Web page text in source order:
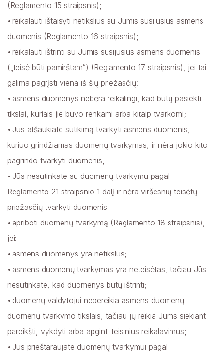
(Reglamento 15 straipsnis);
reikalauti ištaisyti netikslius su Jumis susijusius asmens
duomenis (Reglamento 16 straipsnis);
reikalauti ištrinti su Jumis susijusius asmens duomenis
(„teisė būti pamirštam“) (Reglamento 17 straipsnis), jei tai
galima pagrįsti viena iš šių priežasčių:
asmens duomenys nebėra reikalingi, kad būtų pasiekti
tikslai, kuriais jie buvo renkami arba kitaip tvarkomi;
Jūs atšaukiate sutikimą tvarkyti asmens duomenis,
kuriuo grindžiamas duomenų tvarkymas, ir nėra jokio kito
pagrindo tvarkyti duomenis;
Jūs nesutinkate su duomenų tvarkymu pagal
Reglamento 21 straipsnio 1 dalį ir nėra viršesnių teisėtų
priežasčių tvarkyti duomenis.
apriboti duomenų tvarkymą (Reglamento 18 straipsnis),
jei:
asmens duomenys yra netikslūs;
asmens duomenų tvarkymas yra neteisėtas, tačiau Jūs
nesutinkate, kad duomenys būtų ištrinti;
duomenų valdytojui nebereikia asmens duomenų
duomenų tvarkymo tikslais, tačiau jų reikia Jums siekiant
pareikšti, vykdyti arba apginti teisinius reikalavimus;
Jūs prieštaraujate duomenų tvarkymui pagal